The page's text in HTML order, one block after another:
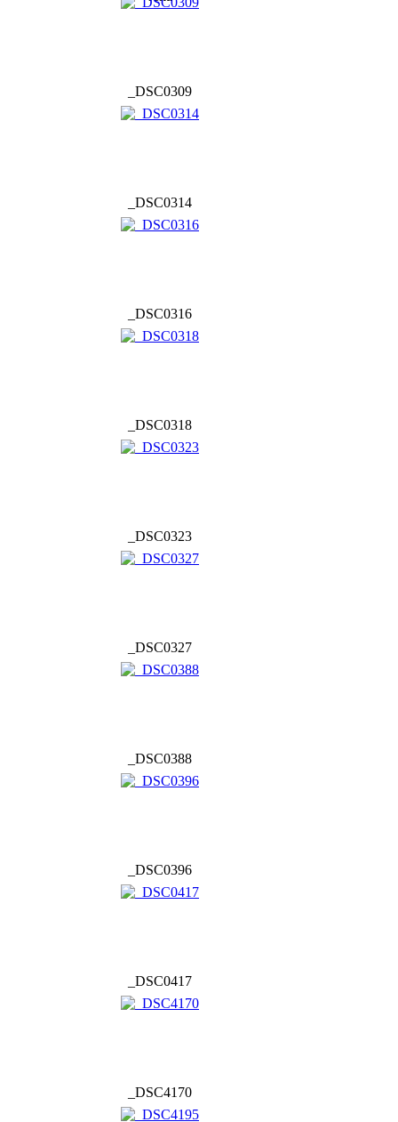
_DSC0309
_DSC0314
_DSC0316
_DSC0318
_DSC0323
_DSC0327
_DSC0388
_DSC0396
_DSC0417
_DSC4170